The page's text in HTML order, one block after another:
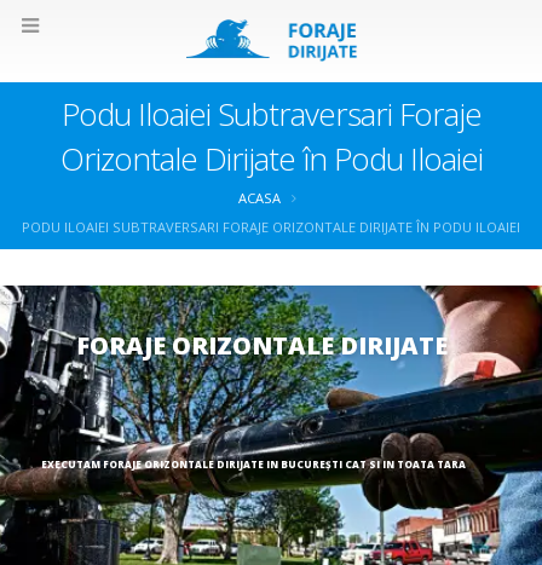
Podu Iloaiei Subtraversari Foraje
Orizontale Dirijate în Podu Iloaiei
ACASA
PODU ILOAIEI SUBTRAVERSARI FORAJE ORIZONTALE DIRIJATE ÎN PODU ILOAIEI
FORAJE ORIZONTALE DIRIJATE
EXECUTAM FORAJE ORIZONTALE DIRIJATE IN BUCUREȘTI CAT SI IN TOATA TARA